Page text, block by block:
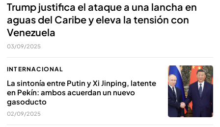
Trump justifica el ataque a una lancha en
aguas del Caribe y eleva la tensión con
Venezuela
03/09/2025
INTERNACIONAL
La sintonía entre Putin y Xi Jinping, latente
en Pekín: ambos acuerdan un nuevo
gasoducto
02/09/2025